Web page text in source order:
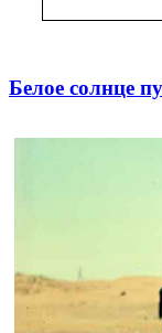
Белое солнце